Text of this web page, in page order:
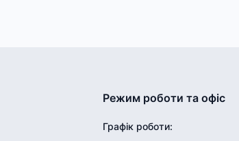
Режим роботи та офіс
Графік роботи: